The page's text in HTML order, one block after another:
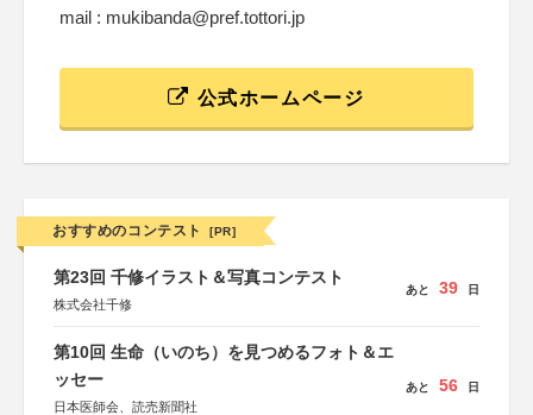
mail : mukibanda@pref.tottori.jp
公式ホームページ
おすすめのコンテスト [PR]
第23回 千修イラスト＆写真コンテスト
株式会社千修
あと 39 日
第10回 生命（いのち）を見つめるフォト＆エ
ッセー
日本医師会、読売新聞社
あと 56 日